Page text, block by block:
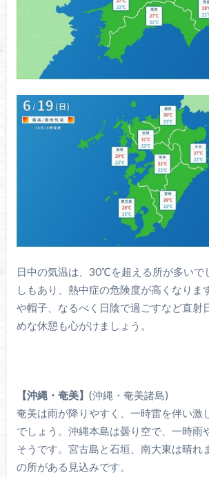
日中の気温は、30℃を超える所が多いで
しもあり、熱中症の危険度が高くなりま
や帽子、なるべく日陰で過ごすなど直射
めな休憩も心がけましょう。
【沖縄・奄美】 (沖縄・奄美諸島)
奄美は雨が降りやすく、一時雷を伴い激
でしょう。沖縄本島は曇り空で、一時雨
そうです。宮古島と石垣、南大東は晴れ
の所がある見込みです。